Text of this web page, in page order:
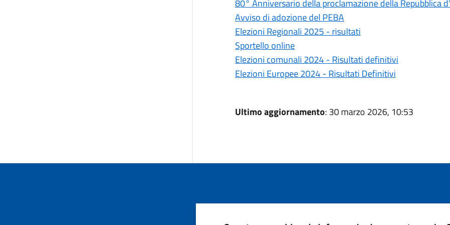
80° Anniversario della proclamazione della Repubblica
Avviso di adozione del PEBA
Elezioni Regionali 2025 - risultati
Sportello online
Elezioni comunali 2024 - Risultati definitivi
Elezioni Europee 2024 - Risultati Definitivi
Ultimo aggiornamento: 30 marzo 2026, 10:53